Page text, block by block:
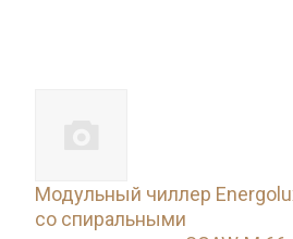
Модульный чиллер
со спиральными